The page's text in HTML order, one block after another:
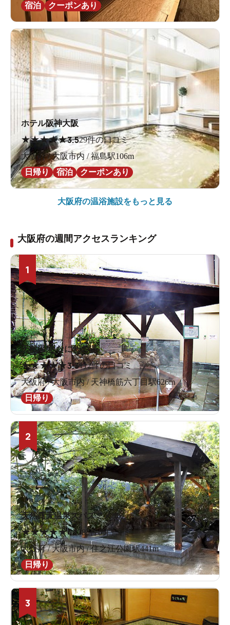
宿泊
クーポンあり
ホテル阪神大阪
★★★★★3.529件の口コミ
大阪府 / 大阪市内 / 福島駅106m
日帰り
宿泊 クーポンあり
大阪府の温浴施設をもっと見る
大阪府の週間アクセスランキング
1
天然温泉 なにわの湯
★★★★★3.3112件の口コミ
大阪府 / 大阪市内 / 天神橋筋六丁目駅626m
日帰り
2
天然露天温泉スパスミノエ
★★★★★4.1283件の口コミ
大阪府 / 大阪市内 / 住之江公園駅441m
日帰り
3